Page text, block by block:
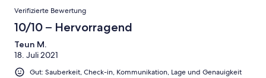
Verifizierte Bewertung
10/10 – Hervorragend
Teun M.
18. Juli 2021
Gut: Sauberkeit, Check-in, Kommunikation, Lage und Genauigkeit